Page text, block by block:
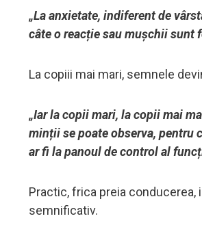
„La anxietate, indiferent de
câte o reacție sau mușchii sunt
La copiii mai mari, semnele
„Iar la copii mari, la copii mai
minții se poate observa, pentru
ar fi la panoul de control al
Practic, frica preia conducerea,
semnificativ.